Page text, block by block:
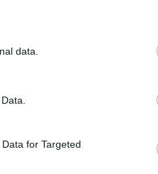
data.
for Targeted
gazdaságpolitika, a
Merre tart a magyar
idei kiemelt
melynek olvasása